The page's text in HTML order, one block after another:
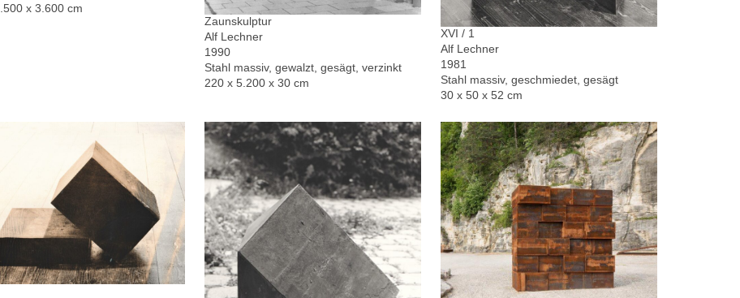
x 3.600 cm
Zaunskulptur
Alf Lechner
1990
Stahl massiv, gewalzt, gesägt, verzinkt
220 x 5.200 x 30 cm
XVI / 1
Alf Lechner
1981
Stahl massiv, geschmiedet, gesägt
30 x 50 x 52 cm